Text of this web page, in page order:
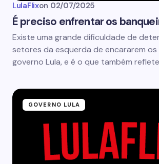
LulaFlixon 02/07/2025
É preciso enfrentar os
Existe uma grande dificuldade de
setores da esquerda de encararem
governo Lula, e é o que também
GOVERNO LULA